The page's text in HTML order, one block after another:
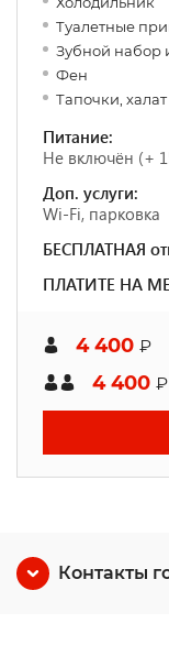
Туалетные
Зубной набор
Фен
Тапочки, халат
Питание:
Не включён (+
Доп. услуги:
Wi-Fi, парковка
БЕСПЛАТНАЯ
ПЛАТИТЕ НА
4 400 ₽
4 400 ₽
Контакты